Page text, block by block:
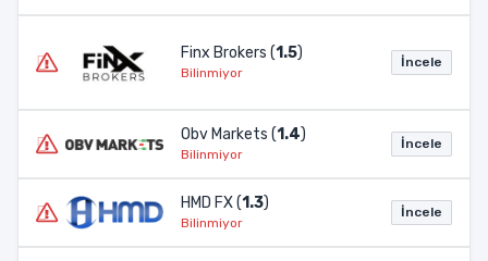
Finx Brokers (1.5)
Bilinmiyor
İncele
Obv Markets (1.4)
Bilinmiyor
İncele
HMD FX (1.3)
Bilinmiyor
İncele